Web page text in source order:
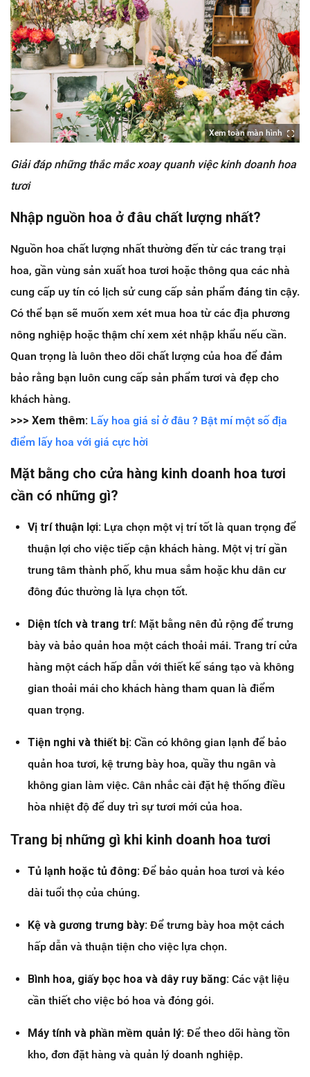
Xem toàn màn hình
Giải đáp những thắc mắc xoay quanh việc kinh doanh hoa
tươi
Nhập nguồn hoa ở đâu chất lượng nhất?
Nguồn hoa chất lượng nhất thường đến từ các trang trại
hoa, gần vùng sản xuất hoa tươi hoặc thông qua các nhà
cung cấp uy tín có lịch sử cung cấp sản phẩm đáng tin cậy.
Có thể bạn sẽ muốn xem xét mua hoa từ các địa phương
nông nghiệp hoặc thậm chí xem xét nhập khẩu nếu cần.
Quan trọng là luôn theo dõi chất lượng của hoa để đảm
bảo rằng bạn luôn cung cấp sản phẩm tươi và đẹp cho
khách hàng.
>>> Xem thêm: Lấy hoa giá sỉ ở đâu ? Bật mí một số địa
điểm lấy hoa với giá cực hời
Mặt bằng cho cửa hàng kinh doanh hoa tươi
cần có những gì?
Vị trí thuận lợi: Lựa chọn một vị trí tốt là quan trọng để
thuận lợi cho việc tiếp cận khách hàng. Một vị trí gần
trung tâm thành phố, khu mua sắm hoặc khu dân cư
đông đúc thường là lựa chọn tốt.
Diện tích và trang trí: Mặt bằng nên đủ rộng để trưng
bày và bảo quản hoa một cách thoải mái. Trang trí cửa
hàng một cách hấp dẫn với thiết kế sáng tạo và không
gian thoải mái cho khách hàng tham quan là điểm
quan trọng.
Tiện nghi và thiết bị: Cần có không gian lạnh để bảo
quản hoa tươi, kệ trưng bày hoa, quầy thu ngân và
không gian làm việc. Cân nhắc cài đặt hệ thống điều
hòa nhiệt độ để duy trì sự tươi mới của hoa.
Trang bị những gì khi kinh doanh hoa tươi
Tủ lạnh hoặc tủ đông: Để bảo quản hoa tươi và kéo
dài tuổi thọ của chúng.
Kệ và gương trưng bày: Để trưng bày hoa một cách
hấp dẫn và thuận tiện cho việc lựa chọn.
Bình hoa, giấy bọc hoa và dây ruy băng: Các vật liệu
cần thiết cho việc bó hoa và đóng gói.
Máy tính và phần mềm quản lý: Để theo dõi hàng tồn
kho, đơn đặt hàng và quản lý doanh nghiệp.